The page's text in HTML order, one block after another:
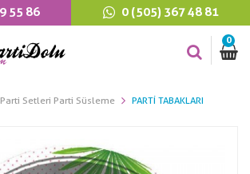
55 86 0 (505) 367 48 81
0
Parti Setleri Parti Süsleme PARTI TABAKLARI